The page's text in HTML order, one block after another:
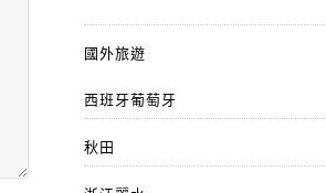
國外旅遊
西班牙葡萄牙
秋田